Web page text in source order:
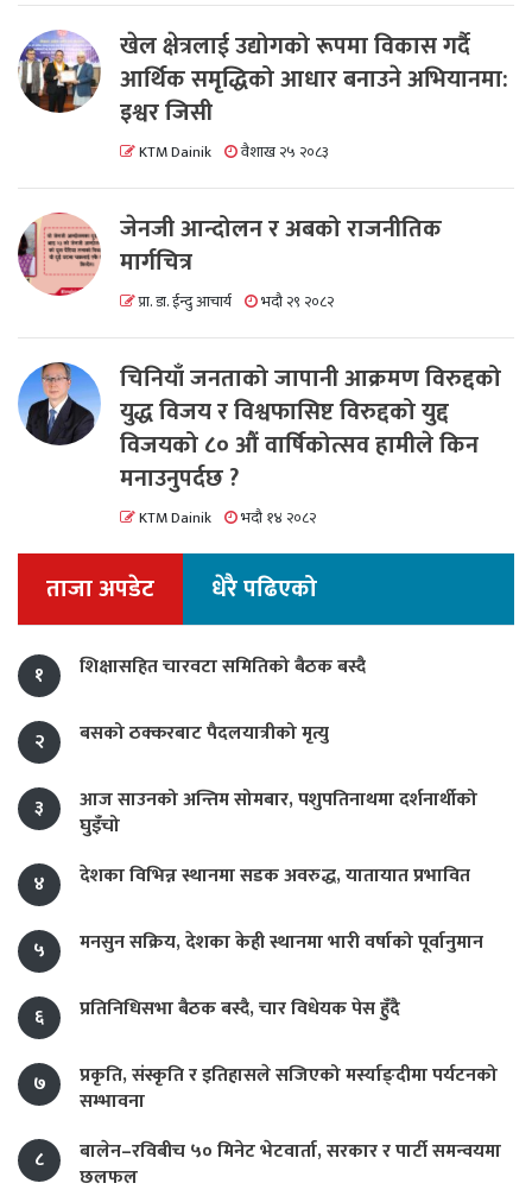
खेल क्षेत्रलाई उद्योगको रूपमा विकास गर्दै
आर्थिक समृद्धिको आधार बनाउने अभियानमा:
इश्वर जिसी
KTM Dainik वैशाख २५ २०८३
जेनजी आन्दोलन र अबको राजनीतिक
मार्गचित्र
प्रा. डा. ईन्दु आचार्य भदौ २९ २०८२
चिनियाँ जनताको जापानी आक्रमण विरुद्दको
युद्ध विजय र विश्वफासिष्ट विरुद्दको युद्द
विजयको ८० औं वार्षिकोत्सव हामीले किन
मनाउनुपर्दछ ?
KTM Dainik भदौ १४ २०८२
ताजा अपडेट धेरै पढिएको
१ शिक्षासहित चारवटा समितिको बैठक बस्दै
२ बसको ठक्करबाट पैदलयात्रीको मृत्यु
३
आज साउनको अन्तिम सोमबार, पशुपतिनाथमा दर्शनार्थीको
घुइँचो
४
देशका विभिन्न स्थानमा सडक अवरुद्ध, यातायात प्रभावित
५ मनसुन सक्रिय, देशका केही स्थानमा भारी वर्षाको पूर्वानुमान
६ प्रतिनिधिसभा बैठक बस्दै, चार विधेयक पेस हुँदै
७
प्रकृति, संस्कृति र इतिहासले सजिएको मर्स्याङ्दीमा पर्यटनको
सम्भावना
८
बालेन–रविबीच ५० मिनेट भेटवार्ता, सरकार र पार्टी समन्वयमा
छलफल